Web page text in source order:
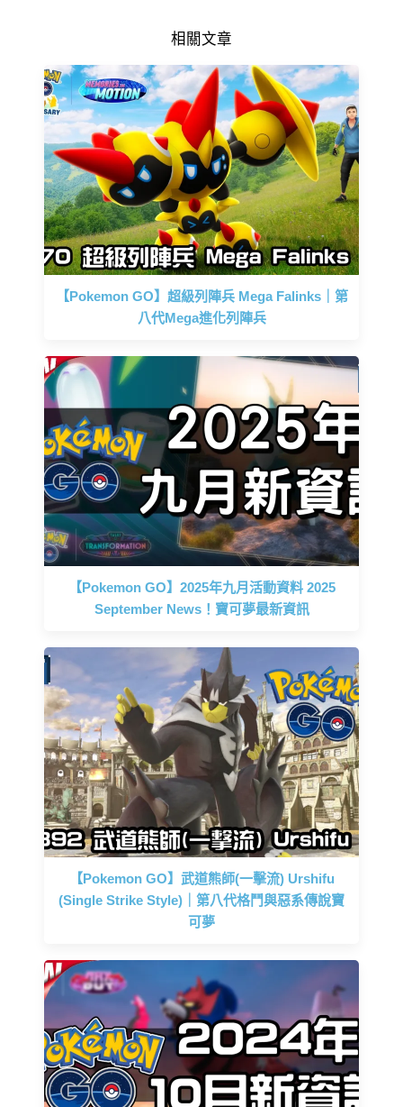
相關文章
【Pokemon GO】超級列陣兵 Mega Falinks｜第
八代Mega進化列陣兵
【Pokemon GO】2025年九月活動資料 2025
September News！寶可夢最新資訊
【Pokemon GO】武道熊師(一擊流) Urshifu
(Single Strike Style)｜第八代格鬥與惡系傳說寶
可夢